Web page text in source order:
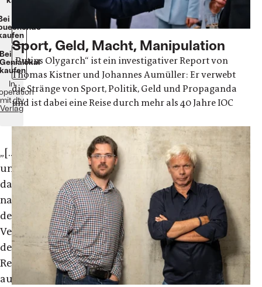
In
mitdtv
Verlag
„[...]
und
damit
nach
dem
Verständnis
der
Regierung
auch
Sport, Geld, Macht, Manipulation
„Putins Olygarch“ ist ein investigativer Report von
Thomas Kistner und Johannes Aumüller: Er verwebt
die Stränge von Sport, Politik, Geld und Propaganda
und ist dabei eine Reise durch mehr als 40 Jahre IOC